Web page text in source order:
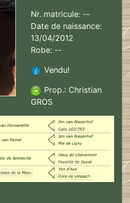
Nr. matricule: --
Date de naissance:
13/04/2012
Robe: --
Vendu!
Prop.: Christian
GROS